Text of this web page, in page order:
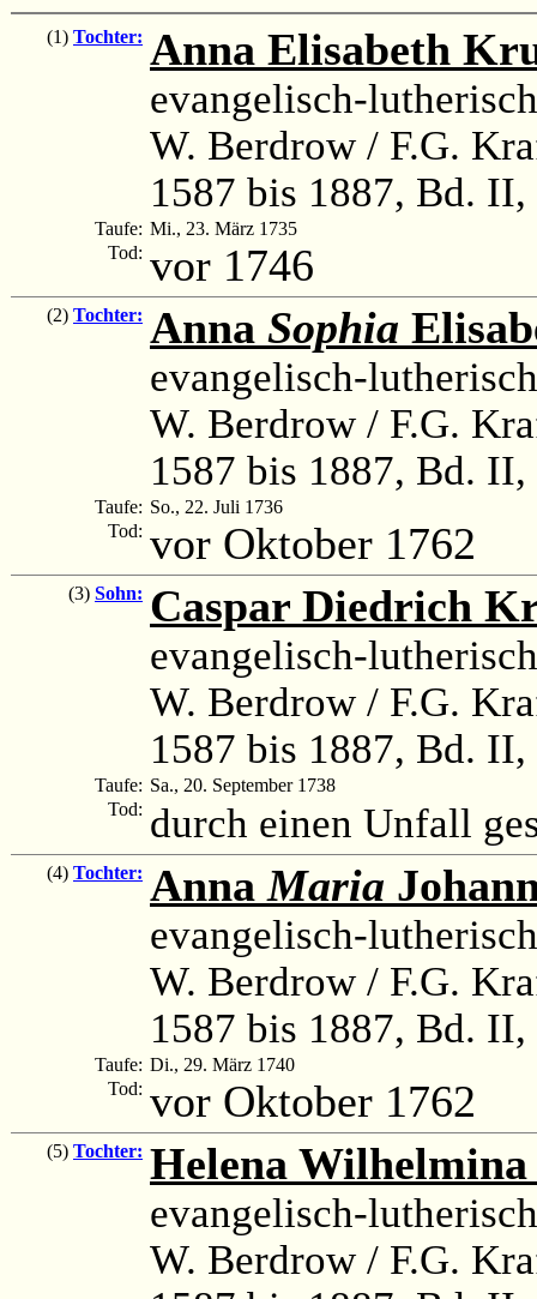
(1) Tochter: Anna Elisabeth
evangelisch-lutherisch
W. Berdrow / F.G.
1587 bis 1887, Bd.
Taufe: Mi., 23. März 1735
Tod: vor 1746
(2) Tochter: Anna Sophia
evangelisch-lutherisch
W. Berdrow / F.G.
1587 bis 1887, Bd.
Taufe: So., 22. Juli 1736
Tod: vor Oktober 1762
(3) Sohn: Caspar Diedrich
evangelisch-lutherisch
W. Berdrow / F.G.
1587 bis 1887, Bd.
Taufe: Sa., 20. September 1738
Tod: durch einen Unfall
(4) Tochter: AnnaMaria
evangelisch-lutherisch
W. Berdrow / F.G.
1587 bis 1887, Bd.
Taufe: Di., 29. März 1740
Tod: vor Oktober 1762
(5) Tochter: Helena
evangelisch-lutherisch
W. Berdrow / F.G.